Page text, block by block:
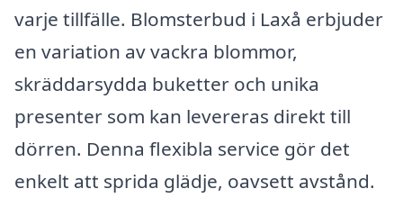
varje tillfälle. Blomsterbud i Laxå erbjuder
en variation av vackra blommor,
skräddarsydda buketter och unika
presenter som kan levereras direkt till
dörren. Denna flexibla service gör det
enkelt att sprida glädje, oavsett avstånd.